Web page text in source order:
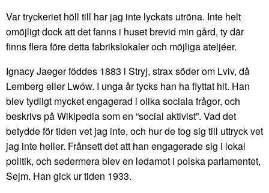
Var tryckeriet höll till har jag inte lyckats utröna. Inte helt
omöjligt dock att det fanns i huset brevid min gård, ty där
finns flera före detta fabrikslokaler och möjliga ateljéer.
Ignacy Jaeger föddes 1883 i Stryj, strax söder om Lviv, då
Lemberg eller Lwów. I unga år tycks han ha flyttat hit. Han
blev tydligt mycket engagerad i olika sociala frågor, och
beskrivs på Wikipedia som en “social aktivist”. Vad det
betydde för tiden vet jag inte, och hur de tog sig till uttryck vet
jag inte heller. Frånsett det att han engagerade sig i lokal
politik, och sedermera blev en ledamot i polska parlamentet,
Sejm. Han gick ur tiden 1933.